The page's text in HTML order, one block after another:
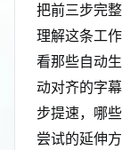
把前三步完
理解这条工
看那些自动
动对齐的字
步提速，哪
尝试的延伸